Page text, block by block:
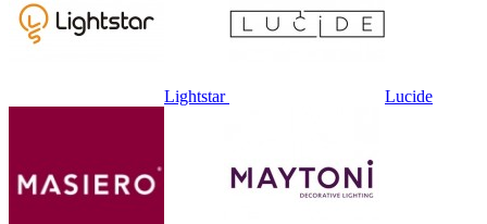
Lightstar Lucide